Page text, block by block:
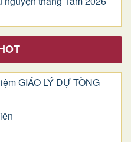
GIÁO LÝ DỰ TÒNG